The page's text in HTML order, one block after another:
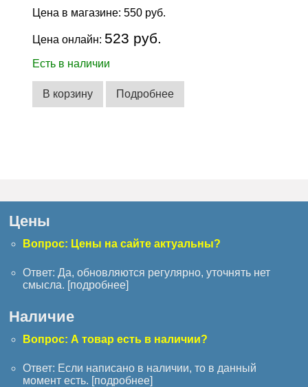
Цена в магазине:550 руб.
Цена онлайн: 523 руб.
Есть в наличии
В корзину Подробнее
Цены
Вопрос: Цены на сайте актуальны?
Ответ: Да, обновляются регулярно, уточнять нет
смысла. [подробнее]
Наличие
Вопрос: А товар есть в наличии?
Ответ: Если написано в наличии, то в данный
момент есть. [подробнее]